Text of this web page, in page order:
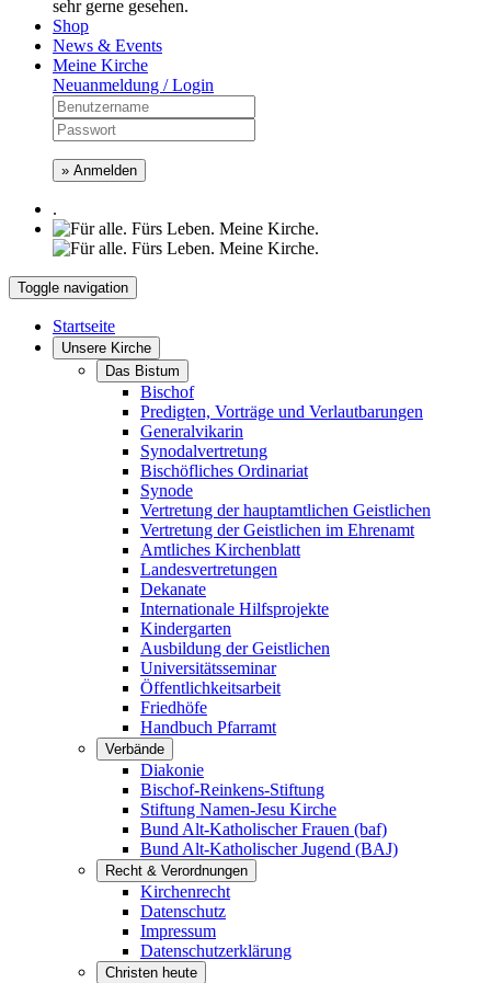
sehr gerne gesehen.
Shop
News & Events
Meine Kirche
Neuanmeldung / Login
» Anmelden
.
Toggle navigation
Startseite
Unsere Kirche
Das Bistum
Bischof
Predigten, Vorträge und Verlautbarungen
Generalvikarin
Synodalvertretung
Bischöfliches Ordinariat
Synode
Vertretung der hauptamtlichen Geistlichen
Vertretung der Geistlichen im Ehrenamt
Amtliches Kirchenblatt
Landesvertretungen
Dekanate
Internationale Hilfsprojekte
Kindergarten
Ausbildung der Geistlichen
Universitätsseminar
Öffentlichkeitsarbeit
Friedhöfe
Handbuch Pfarramt
Verbände
Diakonie
Bischof-Reinkens-Stiftung
Stiftung Namen-Jesu Kirche
Bund Alt-Katholischer Frauen (baf)
Bund Alt-Katholischer Jugend (BAJ)
Recht & Verordnungen
Kirchenrecht
Datenschutz
Impressum
Datenschutzerklärung
Christen heute